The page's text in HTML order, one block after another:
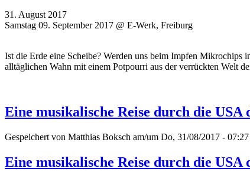
31. August 2017
Samstag 09. September 2017 @ E-Werk, Freiburg
Ist die Erde eine Scheibe? Werden uns beim Impfen Mikrochips
alltäglichen Wahn mit einem Potpourri aus der verrückten Welt
Eine musikalische Reise durch die
Gespeichert von Matthias Boksch am/um Do, 31/08/2017 - 07:27
Eine musikalische Reise durch die